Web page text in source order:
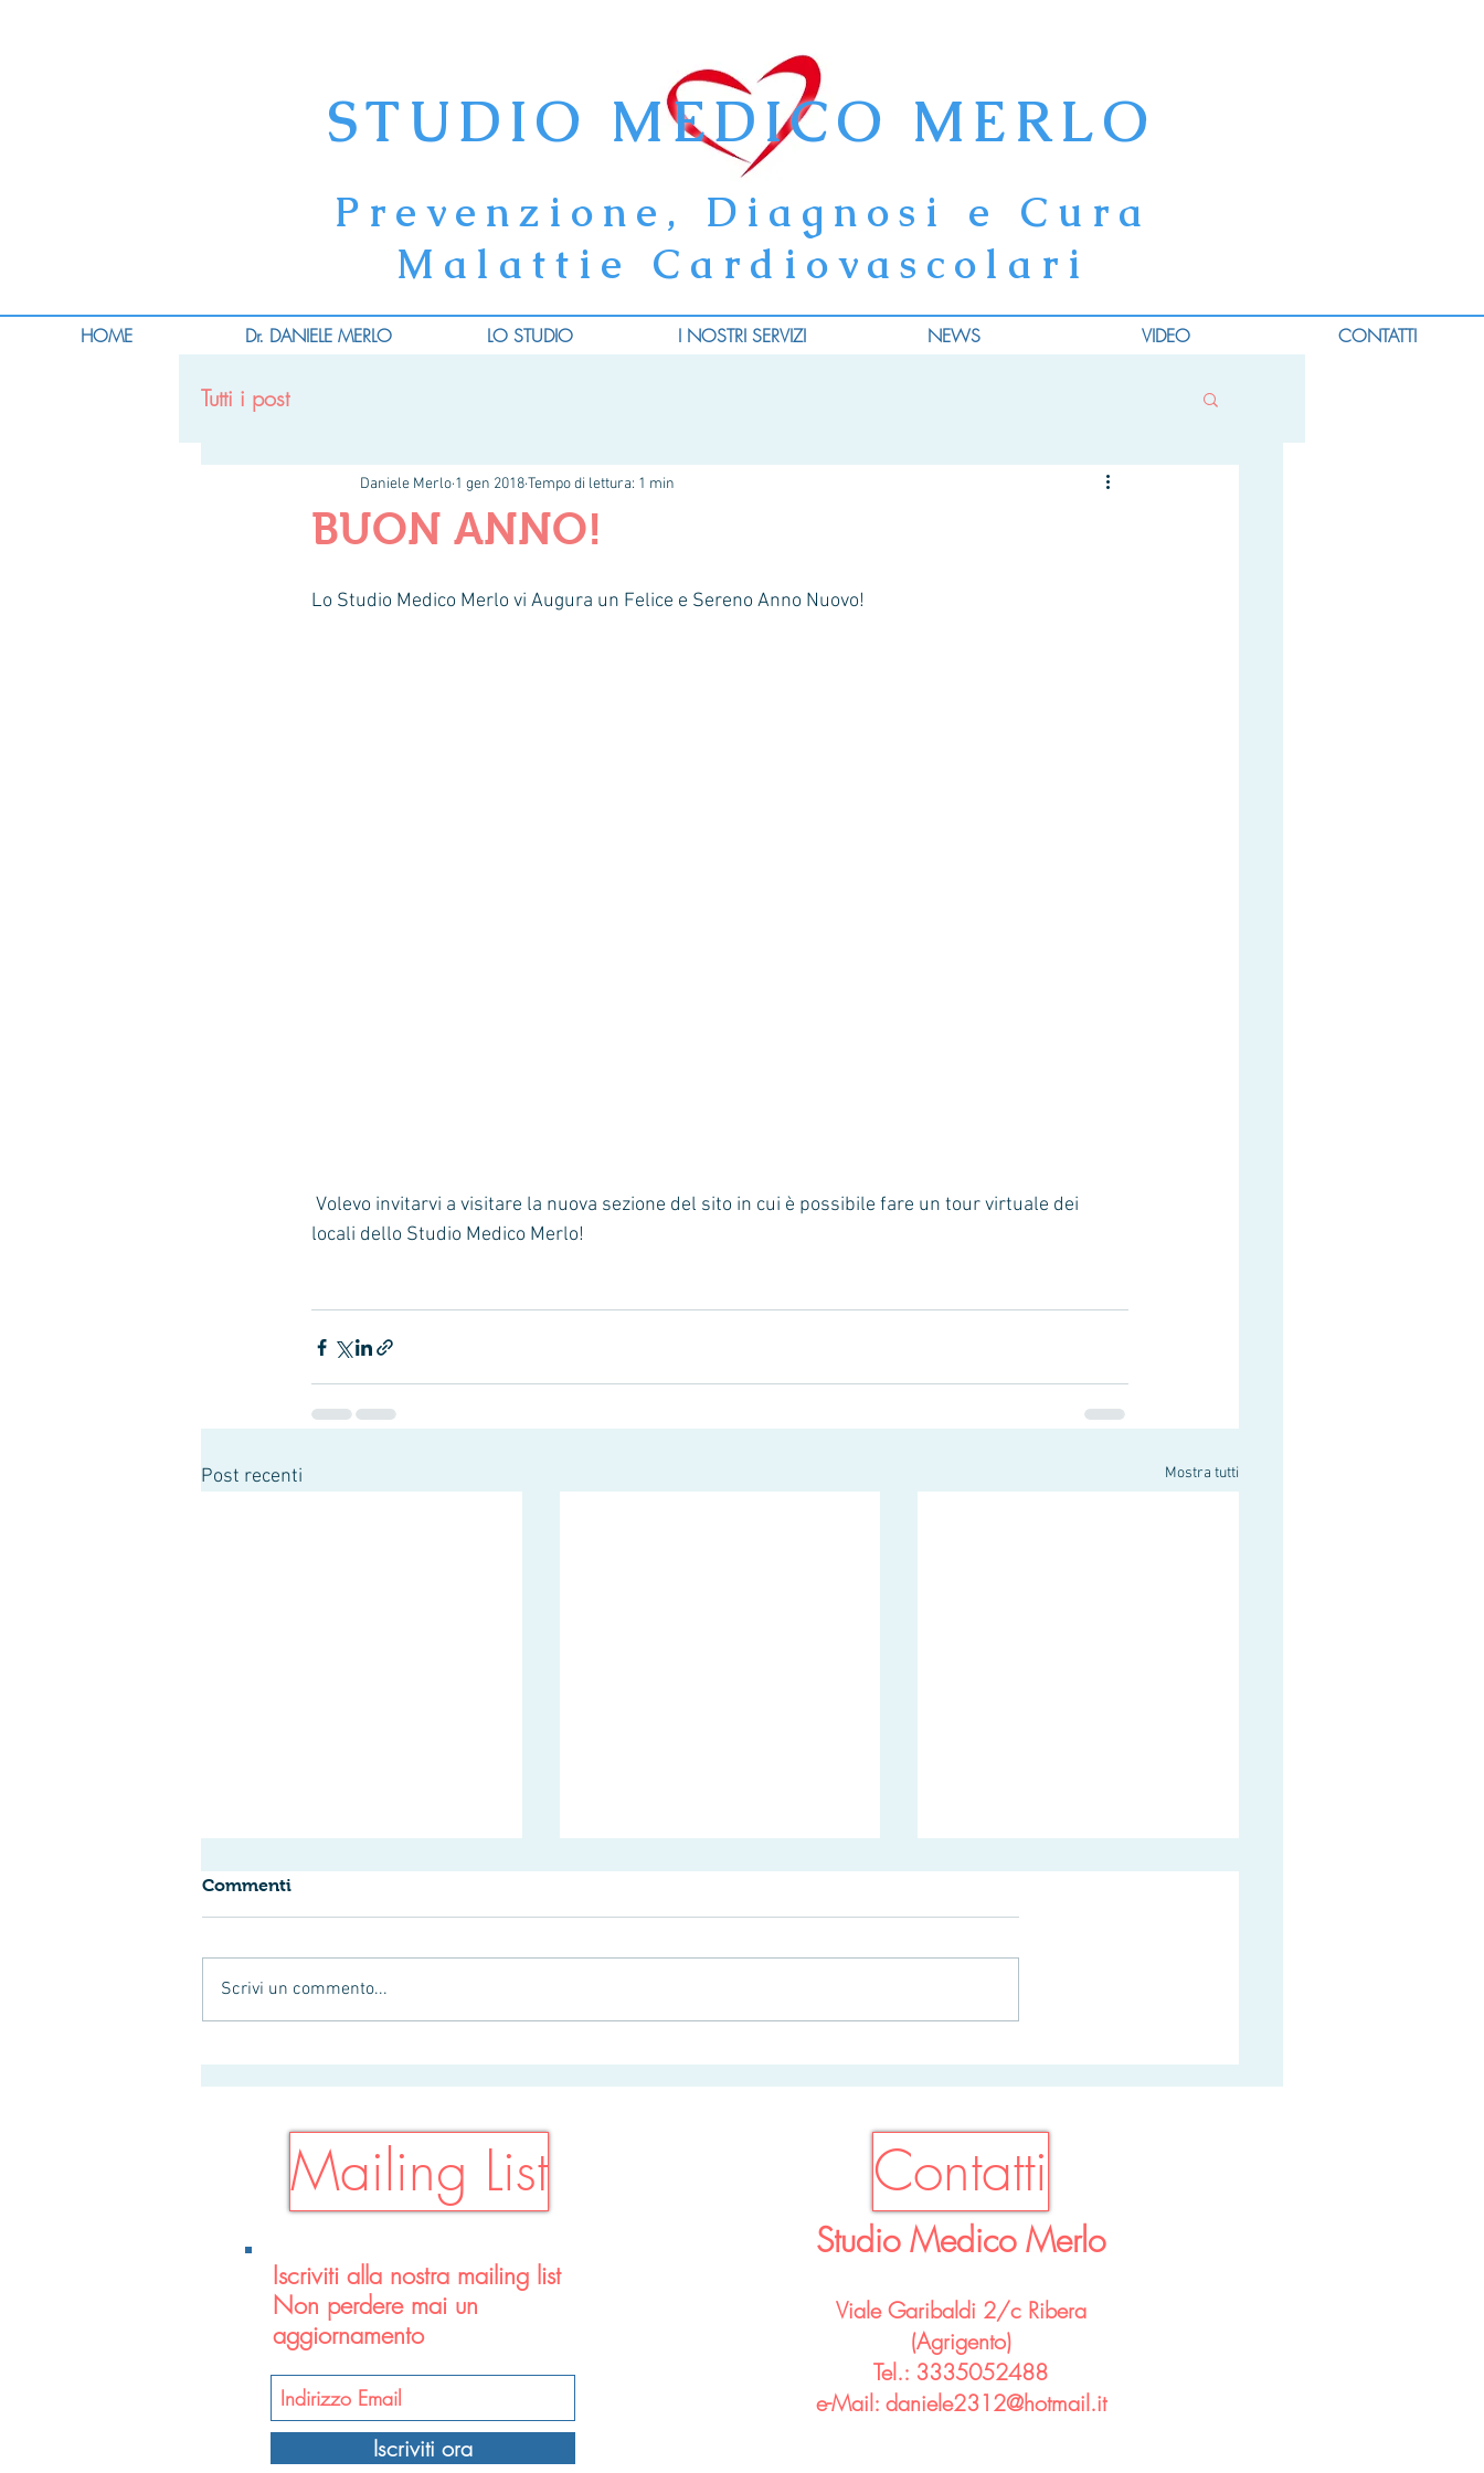
STUDIO MEDICO MERLO
Prevenzione, Diagnosi e Cura
Malattie Cardiovascolari
HOME Dr. DANIELE MERLO LO STUDIO I NOSTRI SERVIZI NEWS VIDEO CONTATTI
Tutti i post
BUON ANNO!
Daniele Merlo 1 gen 2018Tempo di lettura: 1 min
Lo Studio Medico Merlo vi Augura un Felice e Sereno Anno Nuovo!
locali dello Studio Medico Merlo!
Post recenti Mostra tutti
Commenti
Scrivi un commento...
Mailing List
Iscriviti alla nostra mailing list
Non perdere mai un
aggiornamento
Iscriviti ora
Contatti
Studio Medico Merlo
Viale Garibaldi 2/c Ribera
(Agrigento)
Tel.: 3335052488
e-Mail: daniele2312@hotmail.it